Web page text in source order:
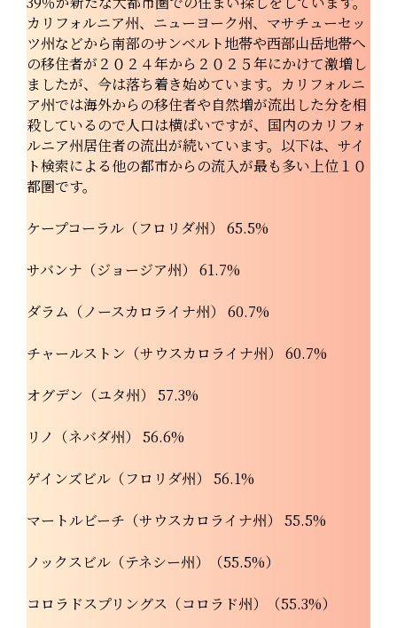
カリフォルニア州、ニューヨーク州、マサチューセッ
ツ州などから南部のサンベルト地帯や西部山岳地帯へ
の移住者が２０２４年から２０２５年にかけて激増し
ましたが、今は落ち着き始めています。カリフォルニ
ア州では海外からの移住者や自然増が流出した分を相
殺しているので人口は横ばいですが、国内のカリフォ
ルニア州居住者の流出が続いています。以下は、サイ
ト検索による他の都市からの流入が最も多い上位１０
都圏です。
ケープコーラル（フロリダ州） 65.5%
サバンナ（ジョージア州） 61.7%
ダラム（ノースカロライナ州） 60.7%
チャールストン（サウスカロライナ州） 60.7%
オグデン（ユタ州） 57.3%
リノ（ネバダ州） 56.6%
ゲインズビル（フロリダ州） 56.1%
マートルビーチ（サウスカロライナ州） 55.5%
ノックスビル（テネシー州）（55.5%）
コロラドスプリングス（コロラド州）（55.3%）